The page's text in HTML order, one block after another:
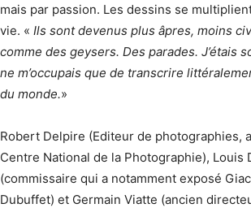
mais par passion. Les dessins se
vie. « Ils sont devenus plus âpres, moins
comme des geysers. Des parades. J’étais
ne m’occupais que de transcrire
du monde.»
Robert Delpire (Editeur de photographies,
Centre National de la Photographie), Louis
(commissaire qui a notamment exposé
Dubuffet) et Germain Viatte (ancien